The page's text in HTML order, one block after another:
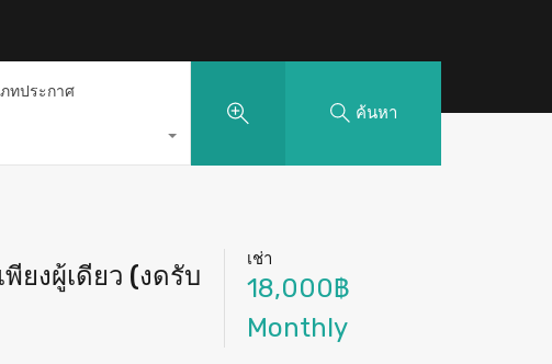
ทประกาศ
ค้นหา
ยงผู้เดียว (งดรับ
เช่า
18,000฿
Monthly